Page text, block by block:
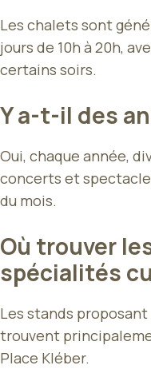
Les chalets sont
jours de 10h à 20h,
certains soirs.
Y a-t-il des
Oui, chaque année,
concerts et
du mois.
Où trouver
spécialités
Les stands
trouvent
Place Kléber.